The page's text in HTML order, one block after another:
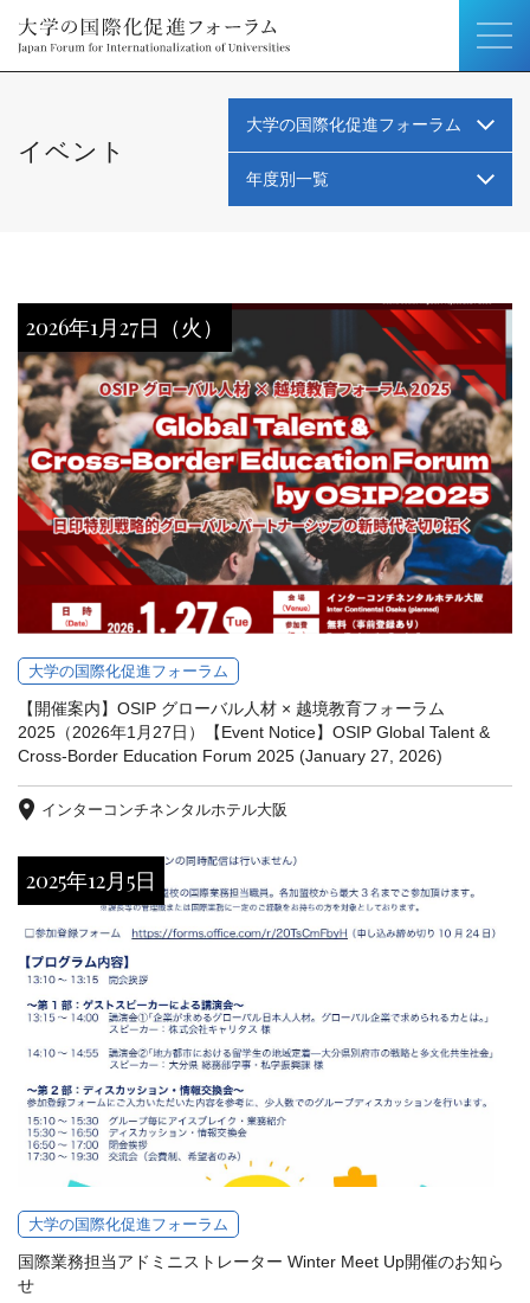
イベント
大学の国際化促進フォーラム
年度別一覧
2026年1月27日（火）
大学の国際化促進フォーラム
【開催案内】OSIP グローバル人材 × 越境教育フォーラム
2025（2026年1月27日）【Event Notice】OSIP Global Talent &
Cross-Border Education Forum 2025 (January 27, 2026)
インターコンチネンタルホテル大阪
2025年12月5日
大学の国際化促進フォーラム
国際業務担当アドミニストレーター Winter Meet Up開催のお知ら
せ